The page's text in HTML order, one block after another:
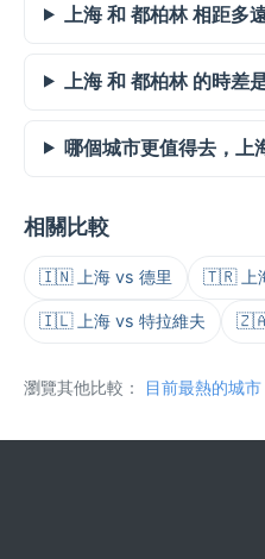
上海 和 都柏林 相距多
上海 和 都柏林 的時差
哪個城市更值得去，上
相關比較
🇮🇳 上海 vs 德里 🇹🇷 上
🇮🇱 上海 vs 特拉維夫 🇿🇦
瀏覽其他比較： 目前最熱的城市